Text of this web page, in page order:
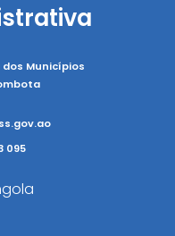
dos Municípios
095